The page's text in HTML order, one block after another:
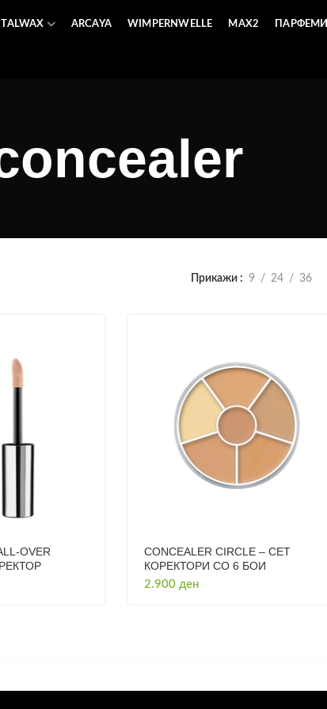
ITALWAX ARCAYA WIMPERNWELLE MAX2 ПАРФЕМИ
Прикажи 9 24 36
OVER
CONCEALER CIRCLE – СЕТ
КОРЕКТОРИ СО 6 БОИ
2.900 ден